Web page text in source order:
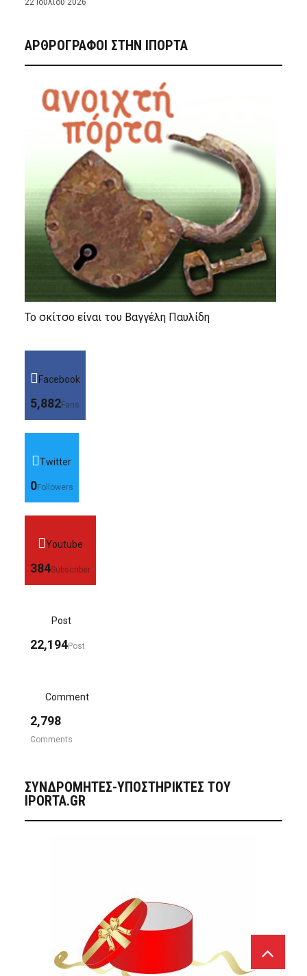
22 Ιουλίου 2026
ΑΡΘΡΟΓΡΑΦΟΙ ΣΤΗΝ IΠΟΡΤΑ
Το σκίτσο είναι του Βαγγέλη Παυλίδη
Facebook
5,882Fans
Twitter
0Followers
Youtube
384Subscriber
Post
22,194Post
Comment
2,798
Comments
ΣΥΝΔΡΟΜΗΤΈΣ-ΥΠΟΣΤΗΡΙΚΤΈΣ ΤΟΥ
IPORTA.GR